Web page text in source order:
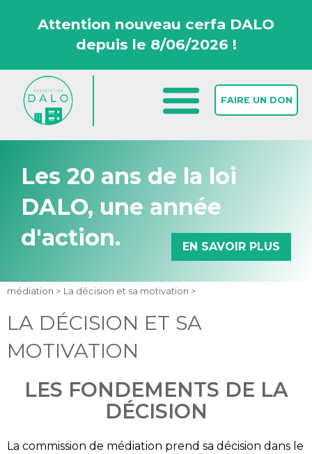
Attention nouveau cerfa DALO
depuis le 8/06/2026 !
FAIRE UN DON
Les 20 ans de la loi
DALO, une année
d'action.
EN SAVOIR PLUS
médiation > La décision et sa motivation >
LA DÉCISION ET SA
MOTIVATION
LES FONDEMENTS DE LA
DÉCISION
La commission de médiation prend sa décision dans le